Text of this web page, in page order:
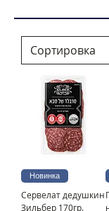
Новинка
Сервелат дедушкин
Зильбер 170гр.